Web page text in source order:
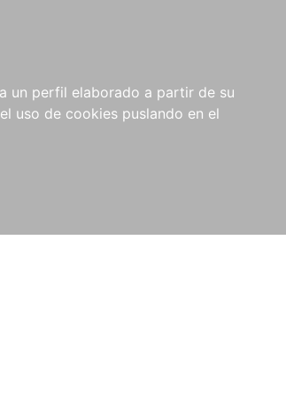
un perfil elaborado a partir de su
uso de cookies puslando en el
NOTICIAS
COMPRAS
INSTITUCIONALES